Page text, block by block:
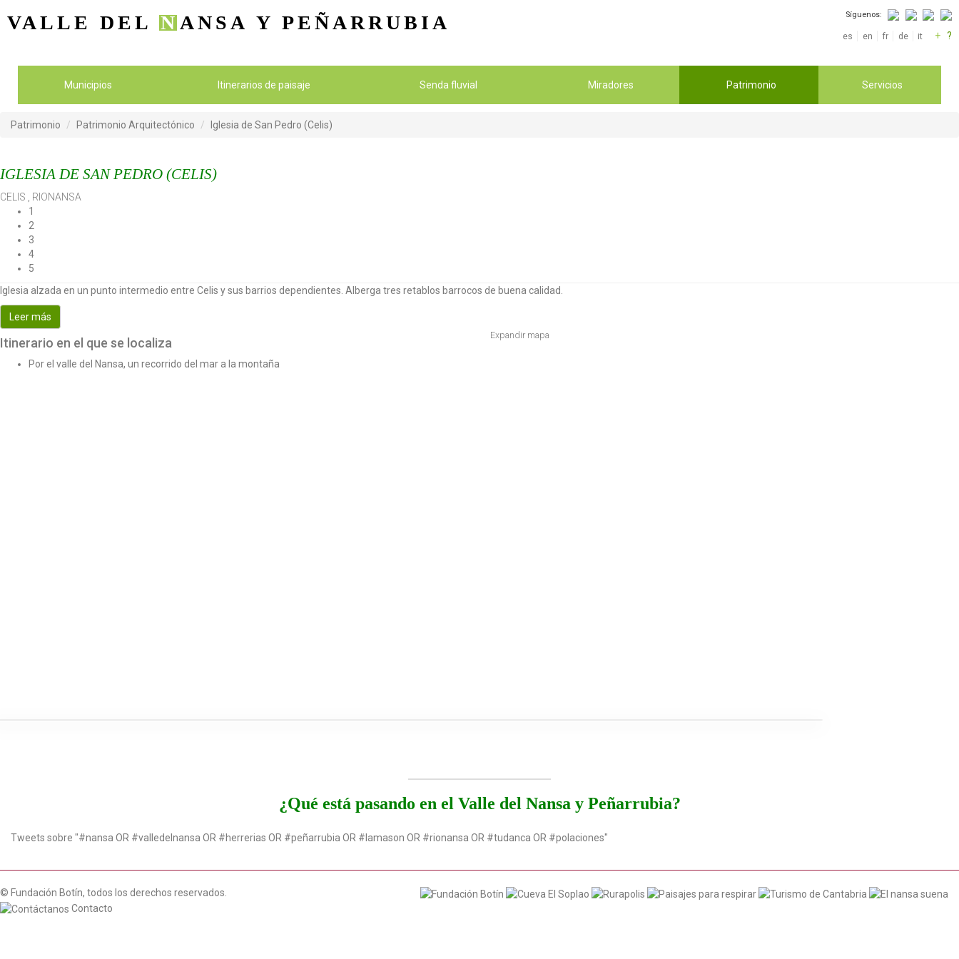
VALLE DEL NANSA Y PEÑARRUBIA Síguenos:
es en fr de it + ?
Municipios Itinerarios de paisaje Senda fluvial Miradores Patrimonio Servicios
Patrimonio Patrimonio Arquitectónico Iglesia de San Pedro (Celis)
IGLESIA DE SAN PEDRO (CELIS)
CELIS
RIONANSA
1
2
3
4
5
Iglesia alzada en un punto intermedio entre Celis y sus barrios dependientes. Alberga tres retablos barrocos de buena calidad.
Leer más
Itinerario en el que se localiza
Por el valle del Nansa, un recorrido del mar a la montaña
Expandir mapa
¿Qué está pasando en el Valle del Nansa y Peñarrubia?
Tweets sobre "#nansa OR #valledelnansa OR #herrerias OR #peñarrubia OR #lamason OR #rionansa OR #tudanca OR #polaciones"
© Fundación Botín, todos los derechos reservados.
Contacto